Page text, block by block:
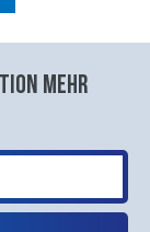
mehr